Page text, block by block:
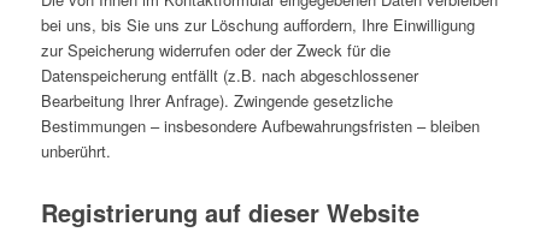
bei uns, bis Sie uns zur Löschung auffordern, Ihre Einwilligung
zur Speicherung widerrufen oder der Zweck für die
Datenspeicherung entfällt (z.B. nach abgeschlossener
Bearbeitung Ihrer Anfrage). Zwingende gesetzliche
Bestimmungen – insbesondere Aufbewahrungsfristen – bleiben
unberührt.
Registrierung auf dieser Website